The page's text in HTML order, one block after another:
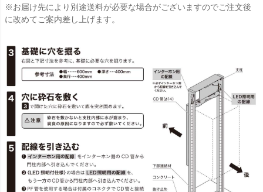
※お届け先により別途送料が必要な場合がございますのでご注文後
に改めてご案内差し上げます。